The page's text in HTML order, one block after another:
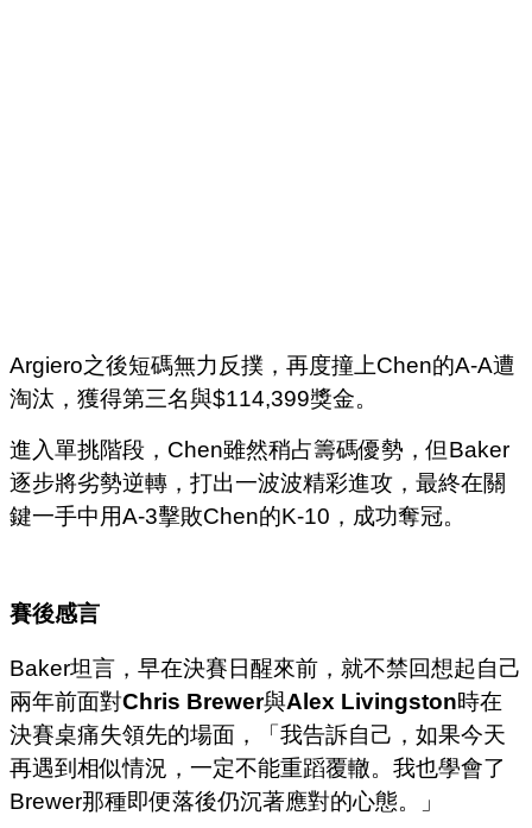
Argiero之後短碼無力反撲，再度撞上Chen的A-A遭
淘汰，獲得第三名與$114,399獎金。
進入單挑階段，Chen雖然稍占籌碼優勢，但Baker
逐步將劣勢逆轉，打出一波波精彩進攻，最終在關
鍵一手中用A-3擊敗Chen的K-10，成功奪冠。
賽後感言
Baker坦言，早在決賽日醒來前，就不禁回想起自己
兩年前面對Chris Brewer與Alex Livingston時在
決賽桌痛失領先的場面，「我告訴自己，如果今天
再遇到相似情況，一定不能重蹈覆轍。我也學會了
Brewer那種即便落後仍沉著應對的心態。」